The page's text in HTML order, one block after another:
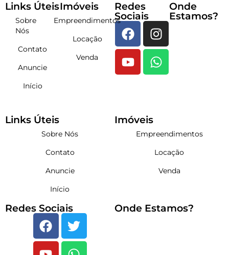
Links Úteis
Sobre
Nós
Contato
Anuncie
Início
Imóveis
Empreendimentos
Locação
Venda
Redes
Sociais
Onde
Estamos?
Links Úteis
Sobre Nós
Contato
Anuncie
Início
Imóveis
Empreendimentos
Locação
Venda
Redes Sociais Onde Estamos?